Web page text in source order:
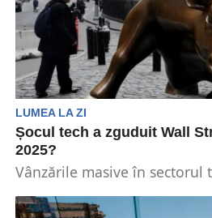
LUMEA LA ZI
Șocul tech a zguduit Wall
2025?
Vânzările masive în sectorul
forței de muncă...